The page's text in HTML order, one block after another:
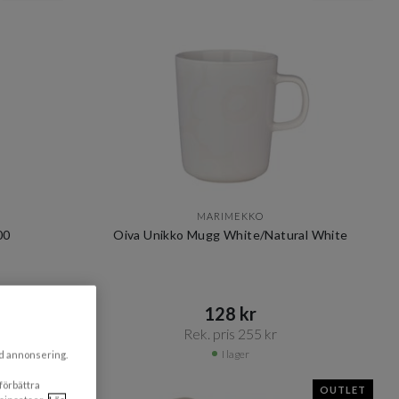
MARIMEKKO
Oiva Unikko Mugg White/Natural White
128 kr​​
Rek. pris 255 kr​​
I lager
OUTLET OUTLET
annonsering.